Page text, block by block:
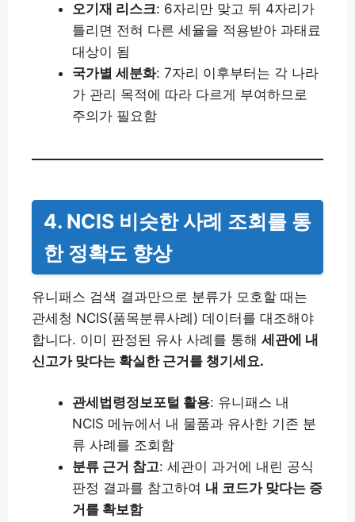
오기재 리스크: 6자리만 맞고 뒤 4자리가
틀리면 전혀 다른 세율을 적용받아 과태료
대상이 됨
국가별 세분화: 7자리 이후부터는 각 나라
가 관리 목적에 따라 다르게 부여하므로
주의가 필요함
4. NCIS 비슷한 사례 조회를 통
한 정확도 향상
유니패스 검색 결과만으로 분류가 모호할 때는
관세청 NCIS(품목분류사례) 데이터를 대조해야
합니다. 이미 판정된 유사 사례를 통해 세관에 내
신고가 맞다는 확실한 근거를 챙기세요.
관세법령정보포털 활용: 유니패스 내
NCIS 메뉴에서 내 물품과 유사한 기존 분
류 사례를 조회함
분류 근거 참고: 세관이 과거에 내린 공식
판정 결과를 참고하여 내 코드가 맞다는 증
거를 확보함